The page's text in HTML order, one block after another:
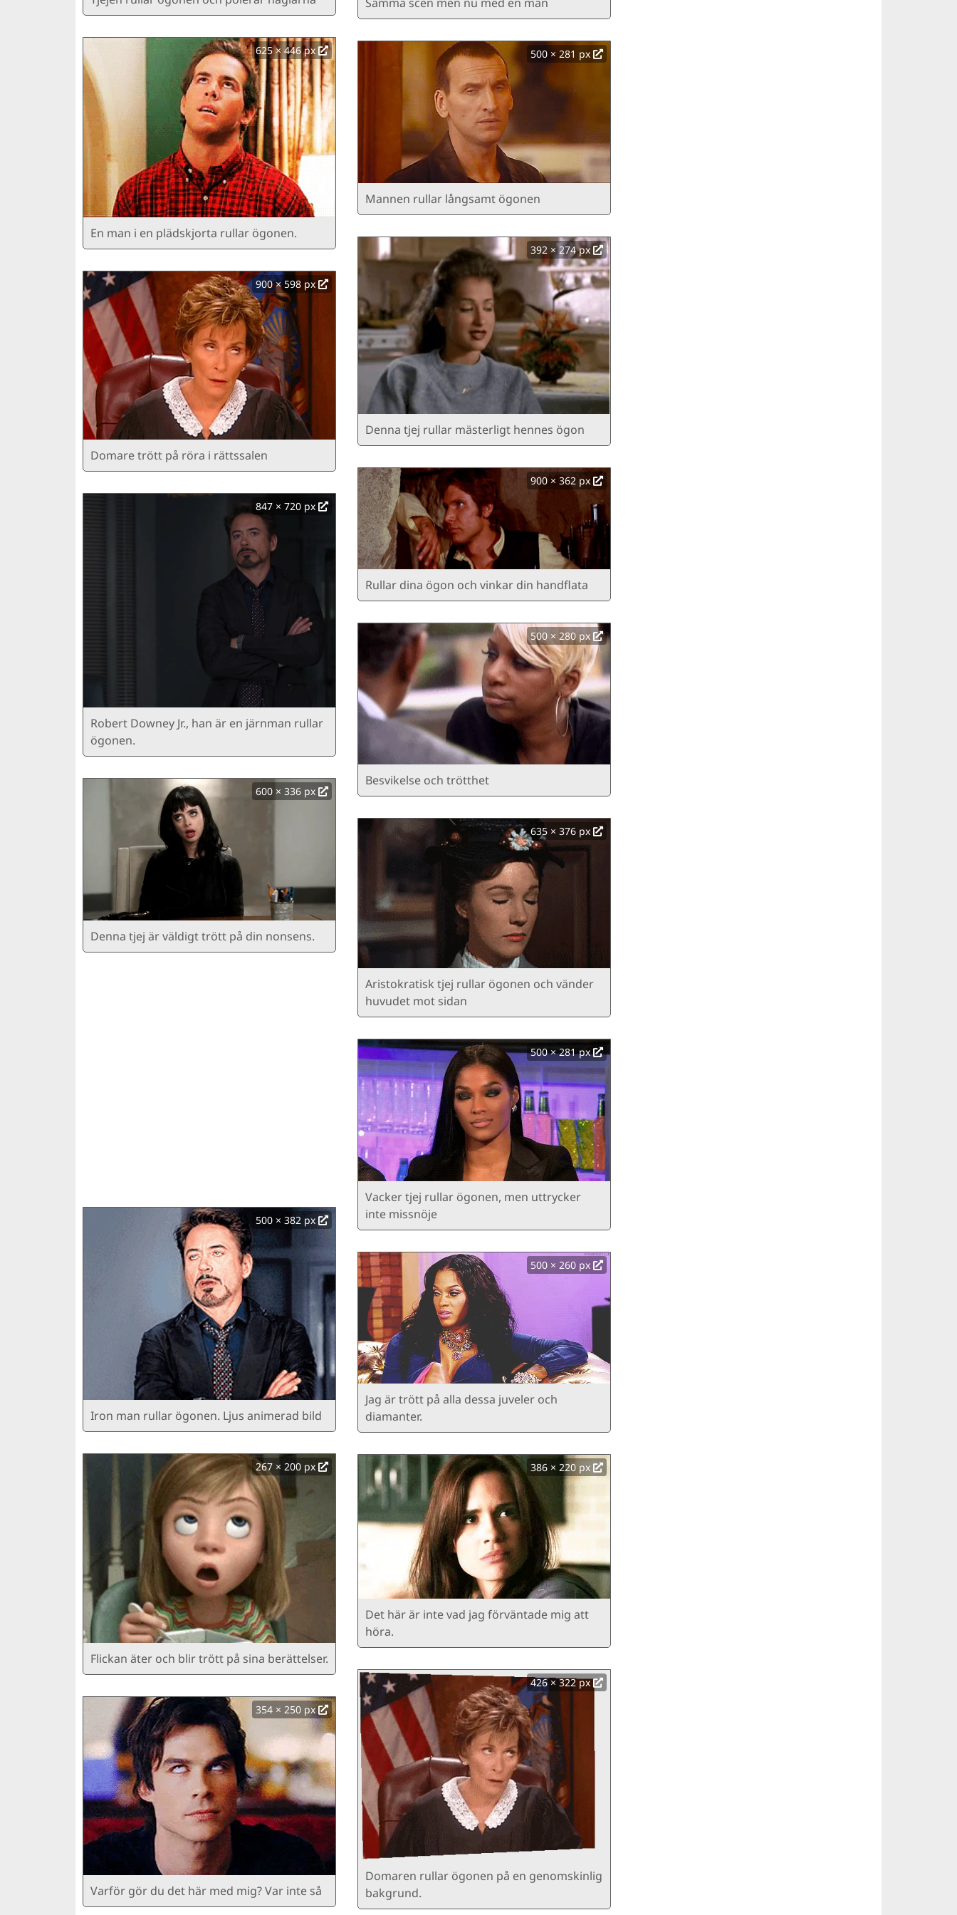
625 × 446 px
En man i en plädskjorta rullar ögonen.
900 × 598 px
Domare trött på röra i rättssalen
847 × 720 px
Robert Downey Jr., han är en järnman rullar
ögonen.
600 × 336 px
Denna tjej är väldigt trött på din nonsens.
500 × 382 px
Iron man rullar ögonen. Ljus animerad bild
267 × 200 px
Flickan äter och blir trött på sina berättelser.
354 × 250 px
Varför gör du det här med mig? Var inte så
500 × 281 px
Mannen rullar långsamt ögonen
392 × 274 px
Denna tjej rullar mästerligt hennes ögon
900 × 362 px
Rullar dina ögon och vinkar din handflata
500 × 280 px
Besvikelse och trötthet
635 × 376 px
Aristokratisk tjej rullar ögonen och vänder
huvudet mot sidan
500 × 281 px
Vacker tjej rullar ögonen, men uttrycker
inte missnöje
500 × 260 px
Jag är trött på alla dessa juveler och
diamanter.
386 × 220 px
Det här är inte vad jag förväntade mig att
höra.
426 × 322 px
Domaren rullar ögonen på en genomskinlig
bakgrund.